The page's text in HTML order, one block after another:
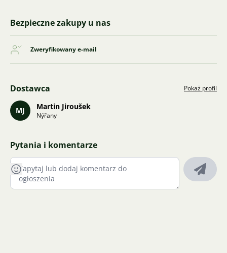
Bezpieczne zakupy u nas
Zweryfikowany e-mail
Dostawca Pokaż profil
MJ Martin Jiroušek
Nýřany
Pytania i komentarze